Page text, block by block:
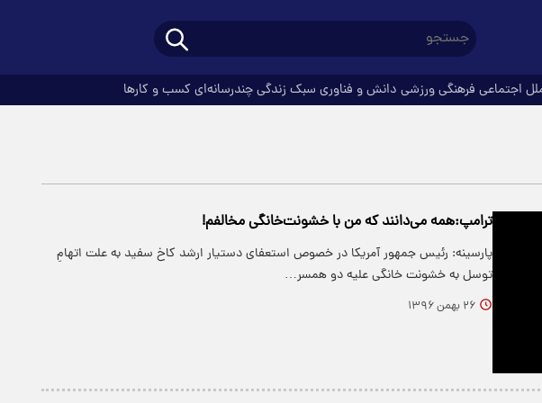
اجتماعی فرهنگیورزشی دانش و فناوری سبک زندگیچندرسانه‌ای کسب و کارها
ترامپ:همه می‌دانند که من با خشونت‌خانگی مخالفم!
پارسینه: رئیس جمهور آمریکا در خصوص استعفای دستیار ارشد کاخ سفید به علت اتهامِ
توسل به خشونت خانگی علیه دو همسر…
۲۶ بهمن ۱۳۹۶